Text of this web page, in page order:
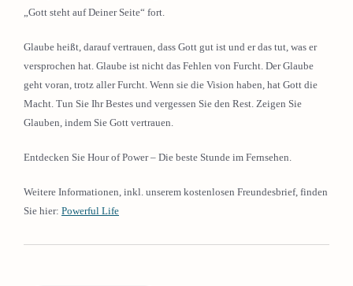
„Gott steht auf Deiner Seite“ fort.
Glaube heißt, darauf vertrauen, dass Gott gut ist und er das tut, was er
versprochen hat. Glaube ist nicht das Fehlen von Furcht. Der Glaube
geht voran, trotz aller Furcht. Wenn sie die Vision haben, hat Gott die
Macht. Tun Sie Ihr Bestes und vergessen Sie den Rest. Zeigen Sie
Glauben, indem Sie Gott vertrauen.
Entdecken Sie Hour of Power – Die beste Stunde im Fernsehen.
Weitere Informationen, inkl. unserem kostenlosen Freundesbrief, finden
Sie hier: Powerful Life